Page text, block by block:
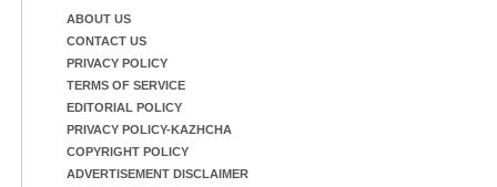
ABOUT US
CONTACT US
PRIVACY POLICY
TERMS OF SERVICE
EDITORIAL POLICY
PRIVACY POLICY-KAZHCHA
COPYRIGHT POLICY
ADVERTISEMENT DISCLAIMER